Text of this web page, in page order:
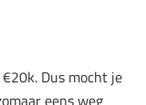
€20k. Dus mocht je
eens weg